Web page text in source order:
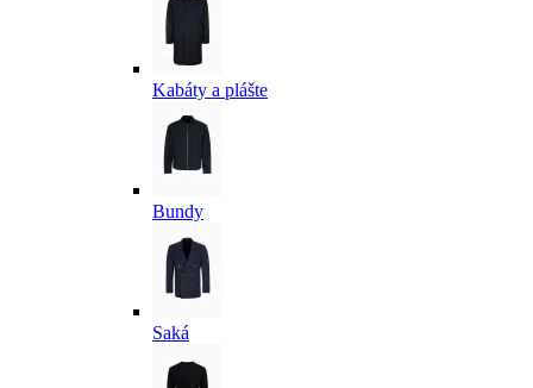
Kabáty a plášte
Bundy
Saká